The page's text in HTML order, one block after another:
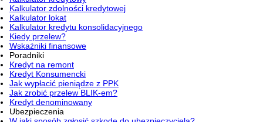
Kalkulator zdolności kredytowej
Kalkulator lokat
Kalkulator kredytu konsolidacyjnego
Kiedy przelew?
Wskaźniki finansowe
Poradniki
Kredyt na remont
Kredyt Konsumencki
Jak wypłacić pieniądze z PPK
Jak zrobić przelew BLIK-em?
Kredyt denominowany
Ubezpieczenia